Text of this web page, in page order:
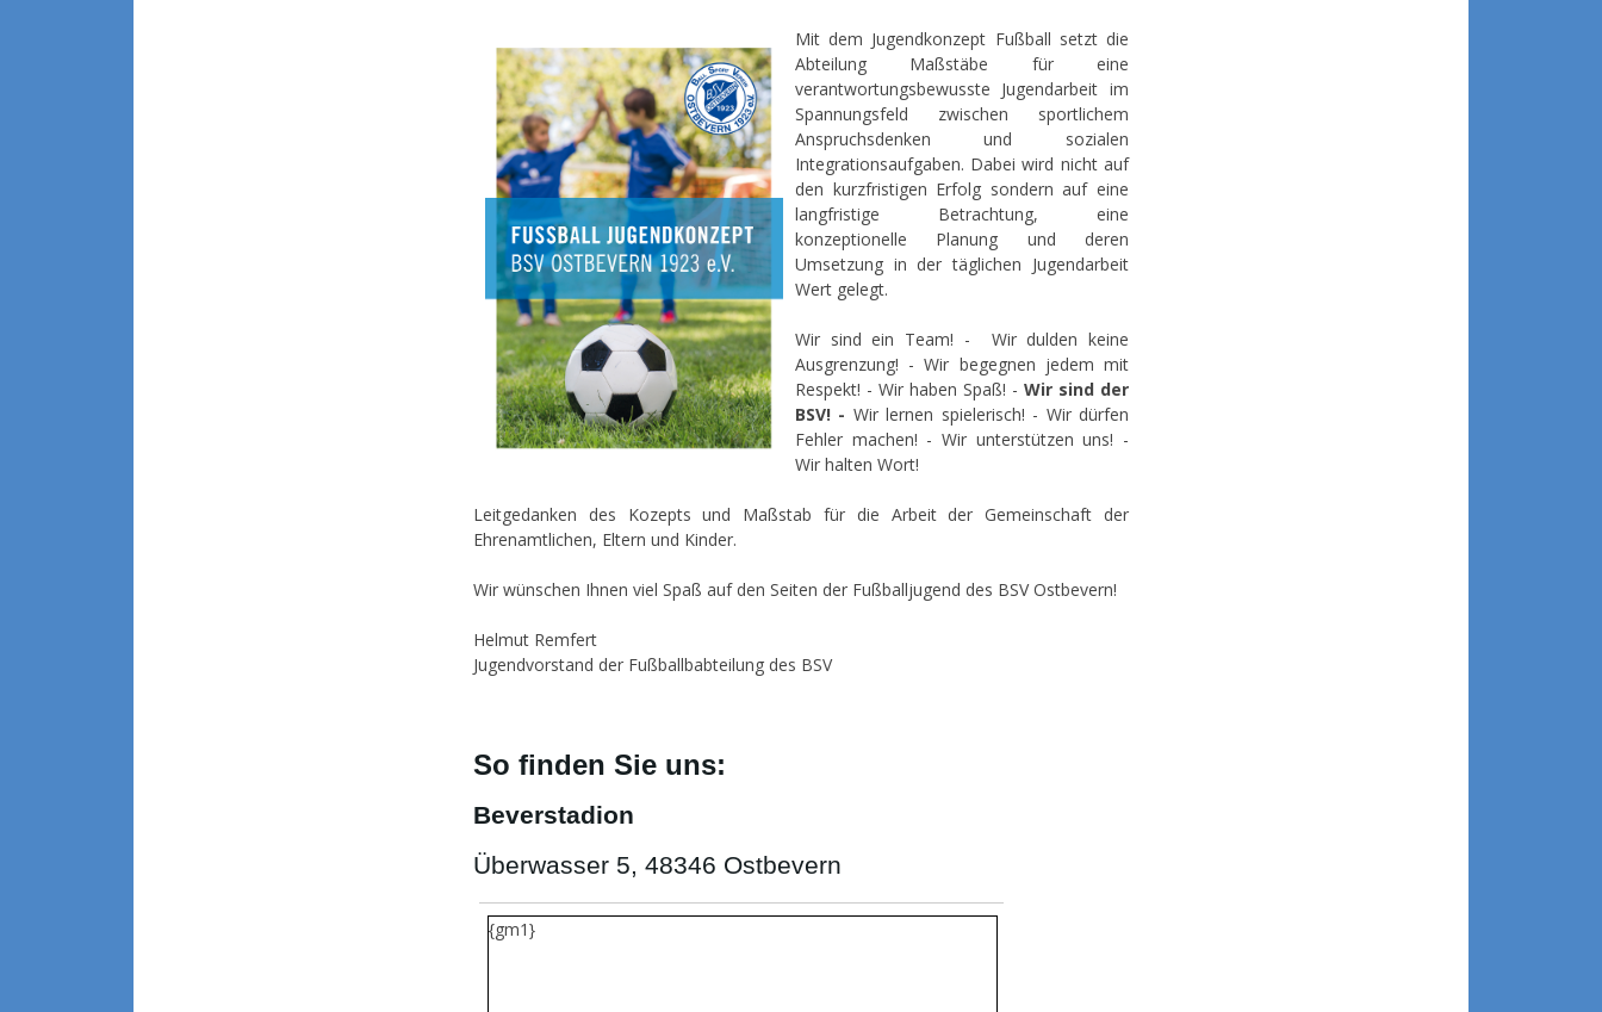
Mit dem Jugendkonzept Fußball setzt die
Abteilung Maßstäbe für eine
verantwortungsbewusste Jugendarbeit im
Spannungsfeld zwischen sportlichem
Anspruchsdenken und sozialen
Integrationsaufgaben. Dabei wird nicht auf
den kurzfristigen Erfolg sondern auf eine
langfristige Betrachtung, eine
konzeptionelle Planung und deren
Umsetzung in der täglichen Jugendarbeit
Wert gelegt.
Wir sind ein Team! - Wir dulden keine
Ausgrenzung! - Wir begegnen jedem mit
Respekt! - Wir haben Spaß! -Wir sind der
BSV! - Wir lernen spielerisch! - Wir dürfen
Fehler machen! - Wir unterstützen uns! -
Wir halten Wort!
Leitgedanken des Kozepts und Maßstab für die Arbeit der Gemeinschaft der
Ehrenamtlichen, Eltern und Kinder.
Wir wünschen Ihnen viel Spaß auf den Seiten der Fußballjugend des BSV Ostbevern!
Helmut Remfert
Jugendvorstand der Fußballbabteilung des BSV
So finden Sie uns:
Beverstadion
Überwasser 5, 48346 Ostbevern
{gm1}